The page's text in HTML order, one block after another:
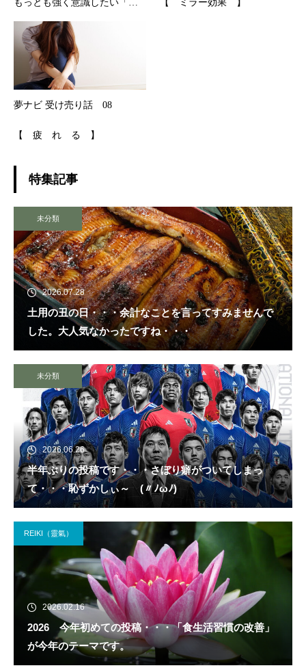
もっとも強く意識したい「健
【 ミラー効果 】
夢ナビ 受け売り話 08
【 疲 れ る 】
特集記事
未分類
2026.07.28
土用の丑の日・・・余計なことを言ってすみませんで
した。大人気なかったですね・・・
未分類
2026.06.26
半年ぶりの投稿です・・・さぼり癖がついてしまっ
て・・・恥ずかしぃ～ (〃ﾉωﾉ)
REIKI（靈氣）
2026.02.16
2026 今年初めての投稿・・・「食生活習慣の改善」
が今年のテーマです。